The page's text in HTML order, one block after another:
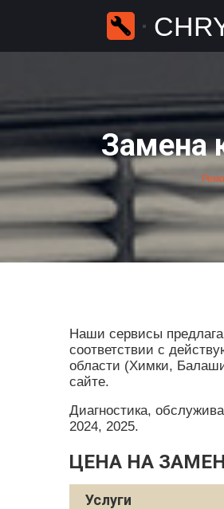
Замена
Наши сервисы
соответствии с
области (Химки,
сайте.
Диагностика,
2024, 2025.
ЦЕНА НА
Услуги